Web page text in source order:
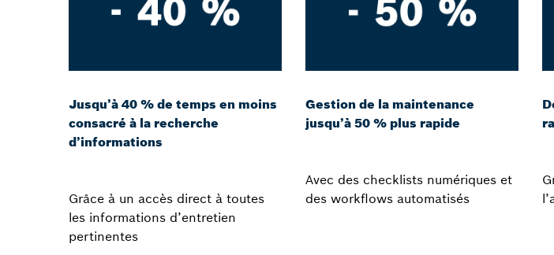
Jusqu’à 40 % de temps en moins
consacré à la recherche
d’informations
Grâce à un accès direct à toutes
les informations d’entretien
pertinentes
Gestion de la maintenance
jusqu’à 50 % plus rapide
Avec des checklists numériques et
des workflows automatisés